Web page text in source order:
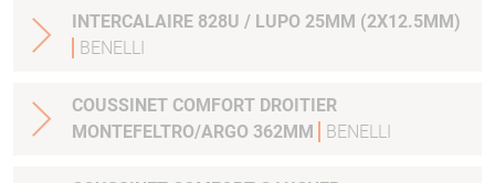
INTERCALAIRE 828U / LUPO 25MM (2X12.5MM)
BENELLI
COUSSINET COMFORT DROITIER
MONTEFELTRO/ARGO 362MM
BENELLI